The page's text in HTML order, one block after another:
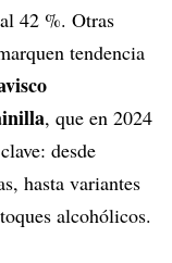
42 %. Otras
tendencia
, que en 2024
desde
hasta variantes
alcohólicos.